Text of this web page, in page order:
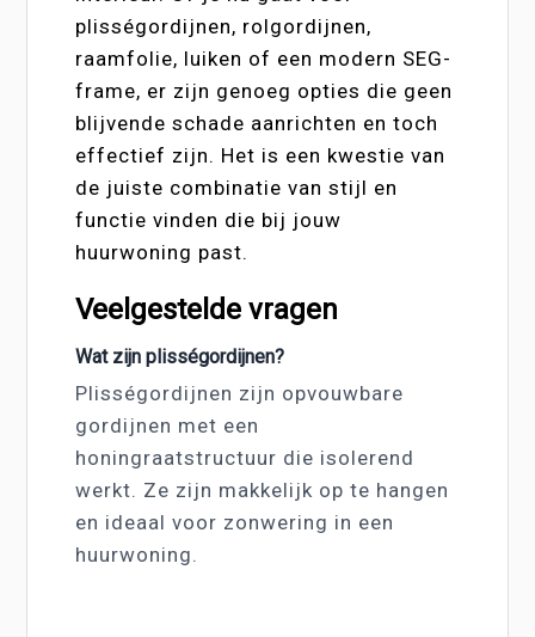
plisségordijnen, rolgordijnen,
raamfolie, luiken of een modern SEG-
frame, er zijn genoeg opties die geen
blijvende schade aanrichten en toch
effectief zijn. Het is een kwestie van
de juiste combinatie van stijl en
functie vinden die bij jouw
huurwoning past.
Veelgestelde vragen
Wat zijn plisségordijnen?
Plisségordijnen zijn opvouwbare
gordijnen met een
honingraatstructuur die isolerend
werkt. Ze zijn makkelijk op te hangen
en ideaal voor zonwering in een
huurwoning.